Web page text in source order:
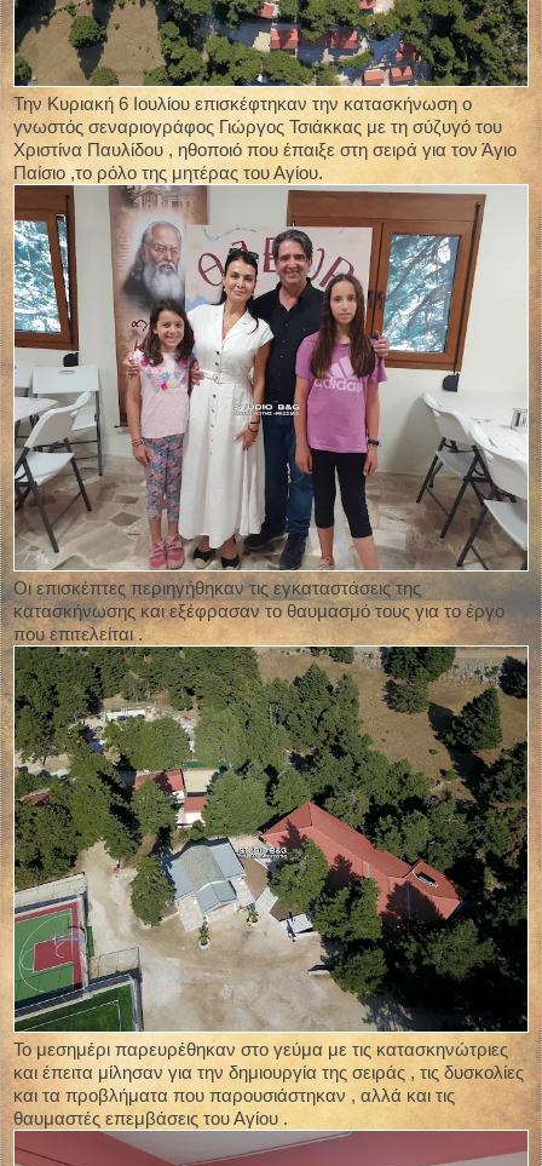
Την Κυριακή 6 Ιουλίου επισκέφτηκαν την κατασκήνωση ο
γνωστός σεναριογράφος Γιώργος Τσιάκκας με τη σύζυγό του
Χριστίνα Παυλίδου , ηθοποιό που έπαιξε στη σειρά για τον Άγιο
Παίσιο ,το ρόλο της μητέρας του Αγίου.
Οι επισκέπτες περιηγήθηκαν τις εγκαταστάσεις της
κατασκήνωσης και εξέφρασαν το θαυμασμό τους για το έργο
που επιτελείται .
Το μεσημέρι παρευρέθηκαν στο γεύμα με τις κατασκηνώτριες
και έπειτα μίλησαν για την δημιουργία της σειράς , τις δυσκολίες
και τα προβλήματα που παρουσιάστηκαν , αλλά και τις
θαυμαστές επεμβάσεις του Αγίου .